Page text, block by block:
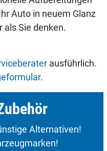
Auto in neuem Glanz
als Sie denken.
ausführlich.
.
Alternativen!